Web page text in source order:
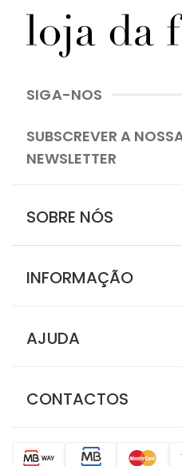
SIGA-NOS
SUBSCREVER A
NEWSLETTER
SOBRE NÓS
INFORMAÇÃO
AJUDA
CONTACTOS